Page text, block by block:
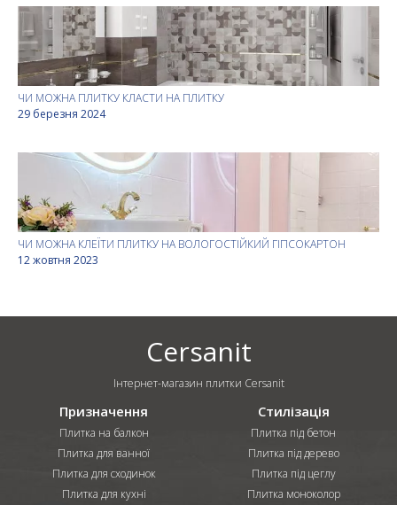
ЧИ МОЖНА ПЛИТКУ КЛАСТИ НА ПЛИТКУ
29 березня 2024
ЧИ МОЖНА КЛЕЇТИ ПЛИТКУ НА ВОЛОГОСТІЙКИЙ ГІПСОКАРТОН
12 жовтня 2023
Cersanit
Інтернет-магазин плитки Cersanit
Призначення
Плитка на балкон
Плитка для ванної
Плитка для сходинок
Плитка для кухні
Стилізація
Плитка під бетон
Плитка під дерево
Плитка під цеглу
Плитка моноколор